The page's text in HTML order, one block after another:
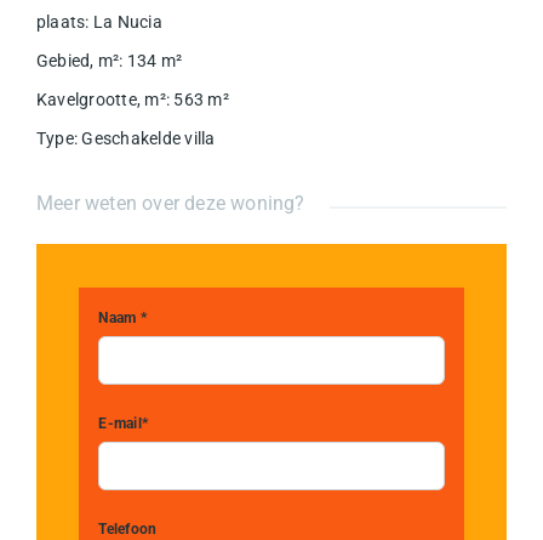
plaats: La Nucia
Gebied, m²: 134 m²
Kavelgrootte, m²: 563 m²
Type: Geschakelde villa
Meer weten over deze woning?
Naam *
E-mail*
Telefoon